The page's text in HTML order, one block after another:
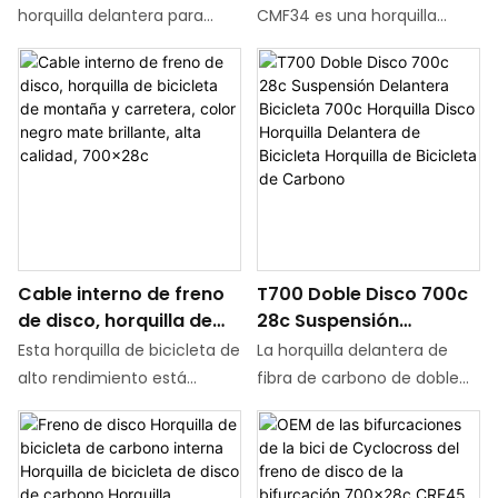
líneas son tan suaves como
agua corriente.
carbono 700*28C
horquilla delantera para
bicicleta de carretera de
fibra de carbono con freno
de llanta. Adopta un diseño
de liberación rápida, lo que
demuestra comodidad y
CMF34 es una horquilla
delantera para bicicleta de
montaña con freno de
disco y utiliza un eje
pasante de 110 * ∮15 mm.
Esta horquilla delantera
viene en tres tamaños: 26ER,
montaña de varios
tamaños. Presenta un
rendimiento y durabilidad
excelentes, brindando una
experiencia de conducción
suave y estable.
Cable interno de freno
de disco, horquilla de
bicicleta de montaña y
carretera, color negro
calidad, 700x28c
Esta horquilla de bicicleta de
alto rendimiento está
diseñada para ciclismo
híbrido de montaña y
carretera, combinando una
construcción liviana,
T700 Doble Disco 700c
28c Suspensión
Delantera Bicicleta
700c Horquilla Disco
Bicicleta Horquilla de
Bicicleta de Carbono
La horquilla delantera de
fibra de carbono de doble
disco T700 es una horquilla
de suspensión de alto
rendimiento diseñada para
los entusiastas del ciclismo